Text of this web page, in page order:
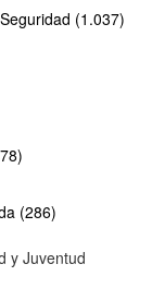
(1.037)
(286)
y Juventud